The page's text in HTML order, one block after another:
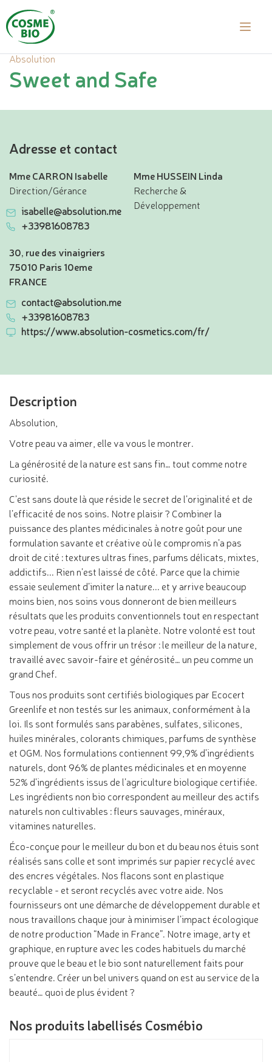
Absolution
Sweet and Safe
Adresse et contact
Mme CARRON Isabelle
Direction/Gérance
isabelle@absolution.me
+33981608783
Mme HUSSEIN Linda
Recherche &
Développement
30, rue des vinaigriers
75010 Paris 10eme
FRANCE
contact@absolution.me
+33981608783
https://www.absolution-cosmetics.com/fr/
Description
Absolution,
Votre peau va aimer, elle va vous le montrer.
La générosité de la nature est sans fin… tout comme notre
curiosité.
C’est sans doute là que réside le secret de l’originalité et de
l’efficacité de nos soins. Notre plaisir ? Combiner la
puissance des plantes médicinales à notre goût pour une
formulation savante et créative où le compromis n’a pas
droit de cité : textures ultras fines, parfums délicats, mixtes,
addictifs... Rien n’est laissé de côté. Parce que la chimie
essaie seulement d’imiter la nature... et y arrive beaucoup
moins bien, nos soins vous donneront de bien meilleurs
résultats que les produits conventionnels tout en respectant
votre peau, votre santé et la planète. Notre volonté est tout
simplement de vous offrir un trésor : le meilleur de la nature,
travaillé avec savoir-faire et générosité… un peu comme un
grand Chef.
Tous nos produits sont certifiés biologiques par Ecocert
Greenlife et non testés sur les animaux, conformément à la
loi. Ils sont formulés sans parabènes, sulfates, silicones,
huiles minérales, colorants chimiques, parfums de synthèse
et OGM. Nos formulations contiennent 99,9% d’ingrédients
naturels, dont 96% de plantes médicinales et en moyenne
52% d’ingrédients issus de l’agriculture biologique certifiée.
Les ingrédients non bio correspondent au meilleur des actifs
naturels non cultivables : fleurs sauvages, minéraux,
vitamines naturelles.
Éco-conçue pour le meilleur du bon et du beau nos étuis sont
réalisés sans colle et sont imprimés sur papier recyclé avec
des encres végétales. Nos flacons sont en plastique
recyclable - et seront recyclés avec votre aide. Nos
fournisseurs ont une démarche de développement durable et
nous travaillons chaque jour à minimiser l’impact écologique
de notre production “Made in France”. Notre image, arty et
graphique, en rupture avec les codes habituels du marché
prouve que le beau et le bio sont naturellement faits pour
s’entendre. Créer un bel univers quand on est au service de la
beauté… quoi de plus évident ?
Nos produits labellisés Cosmébio